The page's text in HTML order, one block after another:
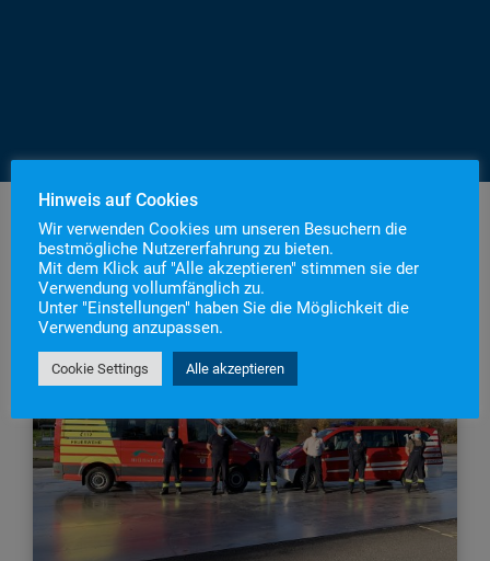
Hinweis auf Cookies
Wir verwenden Cookies um unseren Besuchern die
bestmögliche Nutzererfahrung zu bieten.
Mit dem Klick auf "Alle akzeptieren" stimmen sie der
Verwendung vollumfänglich zu.
Unter "Einstellungen" haben Sie die Möglichkeit die
Verwendung anzupassen.
Cookie Settings Alle akzeptieren